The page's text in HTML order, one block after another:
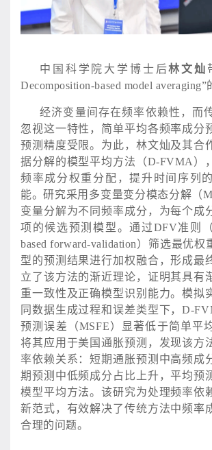
中国科学院大学博士后林文灿
Decomposition-based model averaging”
经济变量间存在频率依赖性，而
忽视这一特性，简单平均各频率成分
预测精度受限。为此，林文灿及其合
据分解的模型平均方法（D-FVMA）
频率成分权重分配，提升时间序列
能。研究采用多变量变分模态分解（
变量分解为不同频率成分，为每个成
项的候选预测模型。通过DFV准则（
based forward-validation）筛选最优权
型的预测结果进行加权融合，形成最
立了该方法的渐近理论，证明其具有
重一致性及正确模型识别能力。模拟
同数据生成过程和误差类型下，D-
预测误差（MSFE）显著低于简单平
将其应用于美国通胀预测，发现该方
率依赖关系：短期通胀预测中高频成
期预测中低频成分占比上升，平均预
模型平均方法。该研究为处理频率依
新范式，有效解决了传统方法中频率
合理的问题。